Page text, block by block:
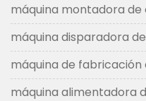
máquina montadora
máquina disparadora
máquina de fabricación
máquina alimentadora